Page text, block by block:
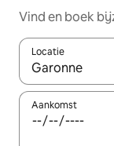
Vind en boek
Locatie
Wanneer er
Aankomst